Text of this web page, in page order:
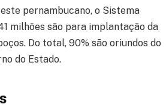
pernambucano, o Sistema
milhões são para implantação da
Do total, 90% são oriundos do
do Estado.